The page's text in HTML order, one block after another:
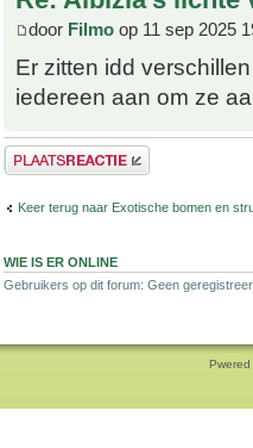
door Filmo op 11 sep 2025
Er zitten idd
iedereen aan om ze
Plaats een reactie
Keer terug naar Exotische bomen en
WIE IS ER ONLINE
Gebruikers op dit forum: Geen